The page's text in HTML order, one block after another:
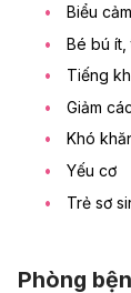
Biểu
Bé bú ít,
Tiếng
Giảm
Khó
Yếu cơ
Trẻ sơ
Phòng